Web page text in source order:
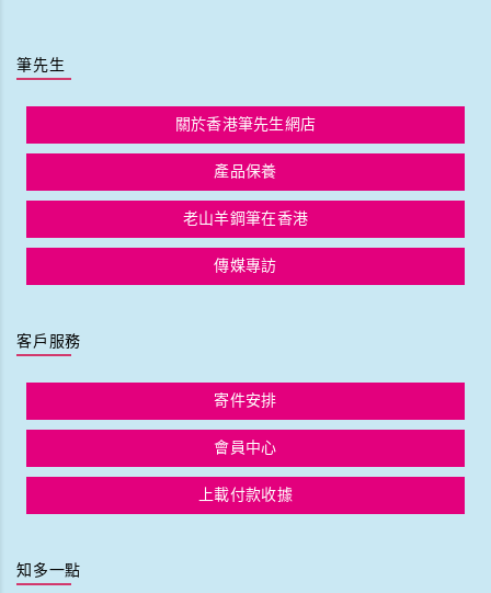
筆先生
關於香港筆先生網店
產品保養
老山羊鋼筆在香港
傳媒專訪
客戶服務
寄件安排
會員中心
上載付款收據
知多一點